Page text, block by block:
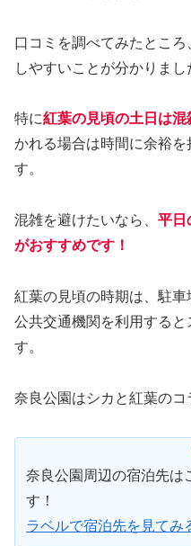
口コミを調べてみたとこ
しやすいことが分かりまし
特に紅葉の見頃の土日は混
かれる場合は時間に余裕
す。
混雑を避けたいなら、 平日
がおすすめです！
紅葉の見頃の時期は、駐車
公共交通機関を利用する
す。
奈良公園はシカと紅葉のコ
奈良公園周辺の宿泊先は
す
ラベルで宿泊先を見てみ